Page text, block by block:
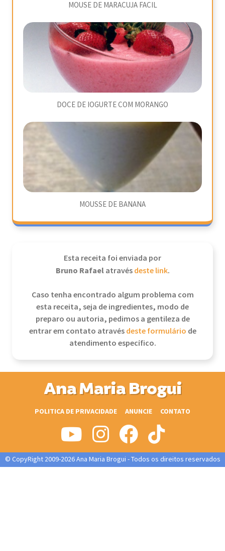
MOUSE DE MARACUJA FACIL
DOCE DE IOGURTE COM MORANGO
MOUSSE DE BANANA
Esta receita foi enviada por
Bruno Rafaelatravésdeste link.
Caso tenha encontrado algum problema com
esta receita, seja de ingredientes, modo de
preparo ou autoria, pedimos a gentileza de
entrar em contato atravésdeste formulário de
atendimento específico.
Ana Maria Brogui
POLITICA DE PRIVACIDADE ANUNCIE CONTATO
© CopyRight 2009-2026 Ana Maria Brogui - Todos os direitos reservados